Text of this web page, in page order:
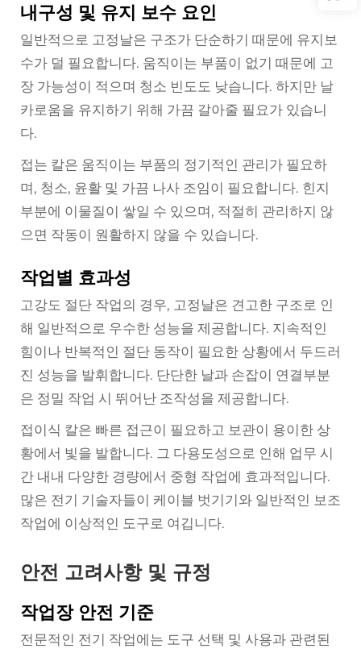
내구성 및 유지 보수 요인
일반적으로 고정날은 구조가 단순하기 때문에 유지보
수가 덜 필요합니다. 움직이는 부품이 없기 때문에 고
장 가능성이 적으며 청소 빈도도 낮습니다. 하지만 날
카로움을 유지하기 위해 가끔 갈아줄 필요가 있습니
다.
접는 칼은 움직이는 부품의 정기적인 관리가 필요하
며, 청소, 윤활 및 가끔 나사 조임이 필요합니다. 힌지
부분에 이물질이 쌓일 수 있으며, 적절히 관리하지 않
으면 작동이 원활하지 않을 수 있습니다.
작업별 효과성
고강도 절단 작업의 경우, 고정날은 견고한 구조로 인
해 일반적으로 우수한 성능을 제공합니다. 지속적인
힘이나 반복적인 절단 동작이 필요한 상황에서 두드러
진 성능을 발휘합니다. 단단한 날과 손잡이 연결부분
은 정밀 작업 시 뛰어난 조작성을 제공합니다.
접이식 칼은 빠른 접근이 필요하고 보관이 용이한 상
황에서 빛을 발합니다. 그 다용도성으로 인해 업무 시
간 내내 다양한 경량에서 중형 작업에 효과적입니다.
많은 전기 기술자들이 케이블 벗기기와 일반적인 보조
작업에 이상적인 도구로 여깁니다.
안전 고려사항 및 규정
작업장 안전 기준
전문적인 전기 작업에는 도구 선택 및 사용과 관련된